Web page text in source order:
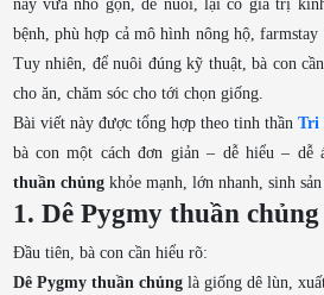
này vừa nhỏ gọn, dễ nuôi, lại có giá trị
bệnh, phù hợp cả mô hình nông hộ,
Tuy nhiên, để nuôi đúng kỹ thuật, bà con
cho ăn, chăm sóc cho tới chọn giống.
Bài viết này được tổng hợp theo tinh thầnTri
bà con một cách đơn giản – dễ hiểu –
thuần chủngkhỏe mạnh, lớn nhanh, sinh
1. Dê Pygmy thuần
Đầu tiên, bà con cần hiểu rõ:
Dê Pygmy thuần chủnglà giống dê lùn,